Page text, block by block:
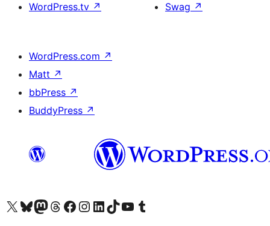
WordPress.tv ↗
Swag ↗
WordPress.com ↗
Matt ↗
bbPress ↗
BuddyPress ↗
Kunjungi akun X (sebelumnya Twitter) kamiVisit our Bluesky account
Kunjungi akun Mastodon kami
Visit our Threads account
Kunjungi halaman Facebook kamiKunjungi akun Instagram kamiKunjungi akun LinkedIn kami
Visit our TikTok account
Kunjungi channel YouTube kamiVisit our Tumblr account